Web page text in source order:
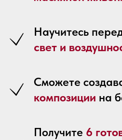
Научитесь
свет и
Сможете
композиции на
Получите 6